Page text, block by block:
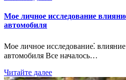
Мое личное исследование
автомобиля
Мое личное исследование⁚
автомобиля Все началось…
Читайте далее